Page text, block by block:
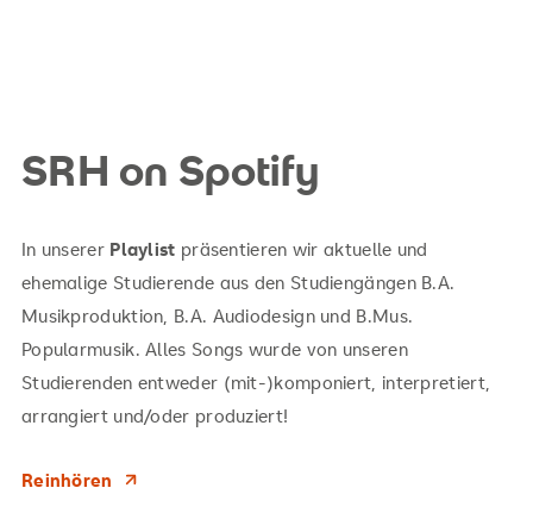
SRH on Spotify
In unsererPlaylist präsentieren wir aktuelle und
ehemalige Studierende aus den Studiengängen B.A.
Musikproduktion, B.A. Audiodesign und B.Mus.
Popularmusik. Alles Songs wurde von unseren
Studierenden entweder (mit-)komponiert, interpretiert,
arrangiert und/oder produziert!
Reinhören